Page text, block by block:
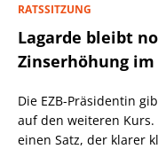
RATSSITZUNG
Lagarde bleibt
Zinserhöhung
Die EZB-Präsidentin
auf den weiteren
einen Satz, der klarer